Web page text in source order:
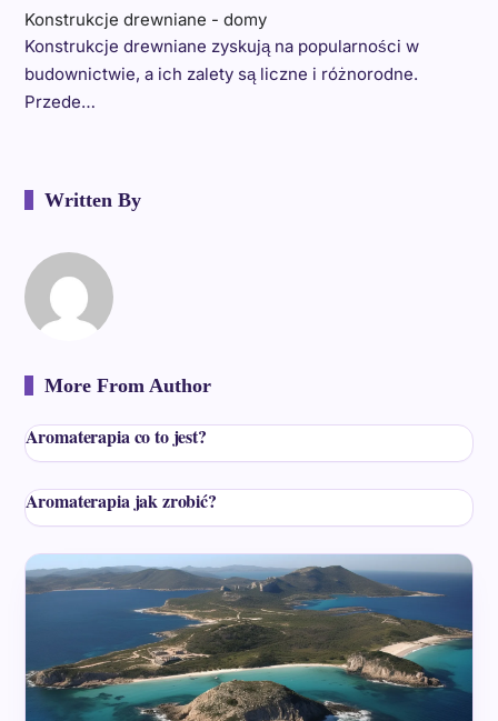
Konstrukcje drewniane - domy
Konstrukcje drewniane zyskują na popularności w
budownictwie, a ich zalety są liczne i różnorodne.
Przede…
Written By
More From Author
Aromaterapia co to jest?
Aromaterapia jak zrobić?